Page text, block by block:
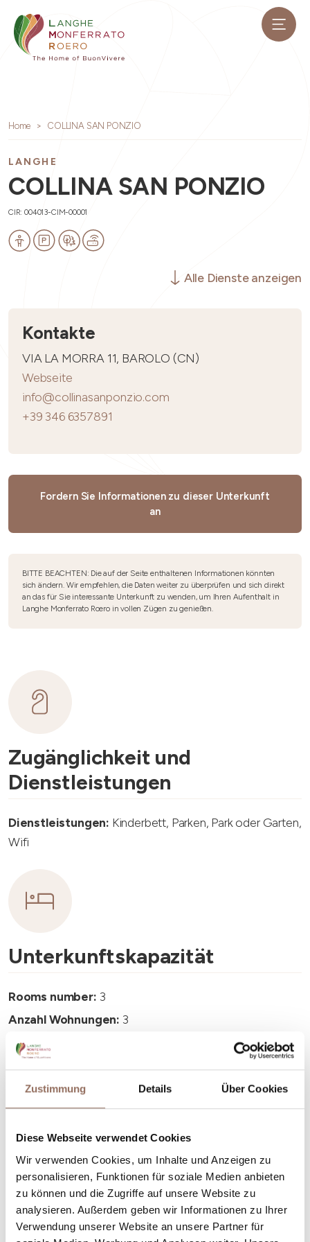
Zustimmung Details Über Cookies
Diese Webseite verwendet Cookies
Wir verwenden Cookies, um Inhalte und Anzeigen zu
personalisieren, Funktionen für soziale Medien anbieten
zu können und die Zugriffe auf unsere Website zu
analysieren. Außerdem geben wir Informationen zu Ihrer
Verwendung unserer Website an unsere Partner für
Home COLLINA SAN PONZIO
LANGHE
COLLINA SAN PONZIO
CIR: 004013-CIM-00001
Alle Dienste anzeigen
Kontakte
VIA LA MORRA 11, BAROLO (CN)
Webseite
info@collinasanponzio.com
+39 346 6357891
Fordern Sie Informationen zu dieser Unterkunft
an
BITTE BEACHTEN: Die auf der Seite enthaltenen Informationen könnten
sich ändern. Wir empfehlen, die Daten weiter zu überprüfen und sich direkt
an das für Sie interessante Unterkunft zu wenden, um Ihren Aufenthalt in
Langhe Monferrato Roero in vollen Zügen zu genießen.
Zugänglichkeit und
Dienstleistungen
Dienstleistungen: Kinderbett, Parken, Park oder Garten,
Wifi
Unterkunftskapazität
Rooms number: 3
Anzahl Wohnungen: 3
Anzahl Badezimmer:
Dein Urlaub
Plane, wo du übernachtest und isst, was du in jedem
Winkel des Langhe Monferrato Roero unternehmen